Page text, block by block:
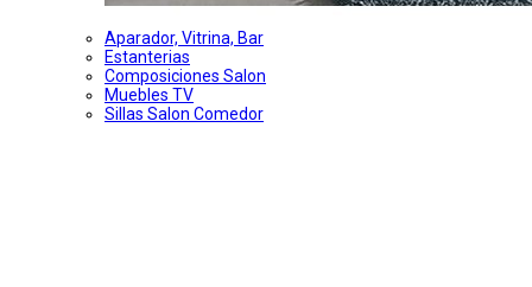
Aparador, Vitrina, Bar
Estanterias
Composiciones Salon
Muebles TV
Sillas Salon Comedor